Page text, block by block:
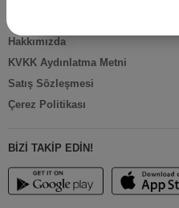
Hakkımızda
KVKK Aydınlatma Metni
Satış Sözleşmesi
Çerez Politikası
BİZİ TAKİP EDİN!